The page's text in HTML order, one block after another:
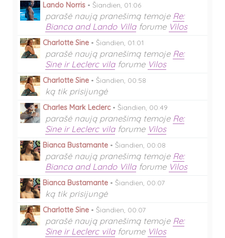
Lando Norris • Šiandien, 01:06
parašė naują pranešimą temoje Re:
Bianca and Lando Villaforume Vilos
Charlotte Sine • Šiandien, 01:01
parašė naują pranešimą temoje Re:
Sine ir Leclerc vilaforume Vilos
Charlotte Sine • Šiandien, 00:58
ką tik prisijungė
Charles Mark Leclerc• Šiandien, 00:49
parašė naują pranešimą temoje Re:
Sine ir Leclerc vilaforume Vilos
Bianca Bustamante • Šiandien, 00:08
parašė naują pranešimą temoje Re:
Bianca and Lando Villaforume Vilos
Bianca Bustamante • Šiandien, 00:07
ką tik prisijungė
Charlotte Sine • Šiandien, 00:07
parašė naują pranešimą temoje Re:
Sine ir Leclerc vilaforume Vilos